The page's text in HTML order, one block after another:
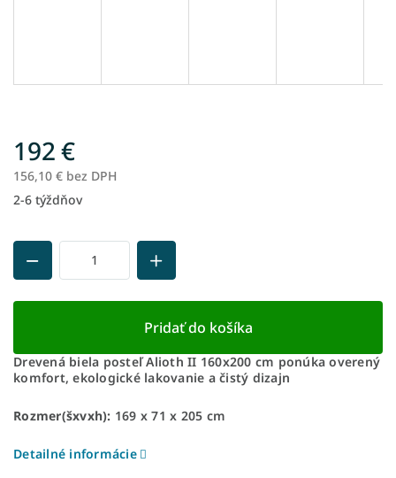
192 €
156,10 € bez DPH
Jednotková
2-6 týždňov
Pridať do košíka
Drevená biela posteľ Alioth II 160x200 cm ponúka overený
komfort, ekologické lakovanie a čistý dizajn
Rozmer(šxvxh): 169 x 71 x 205 cm
Detailné informácie